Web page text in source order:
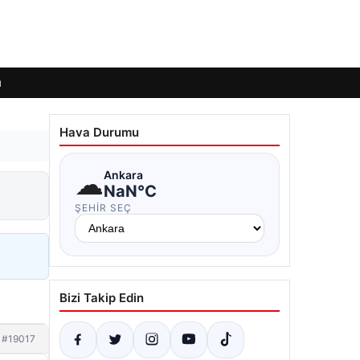
#19017
Hava Durumu
☁Ankara
NaN°C
ŞEHIR SEÇ
Bizi Takip Edin